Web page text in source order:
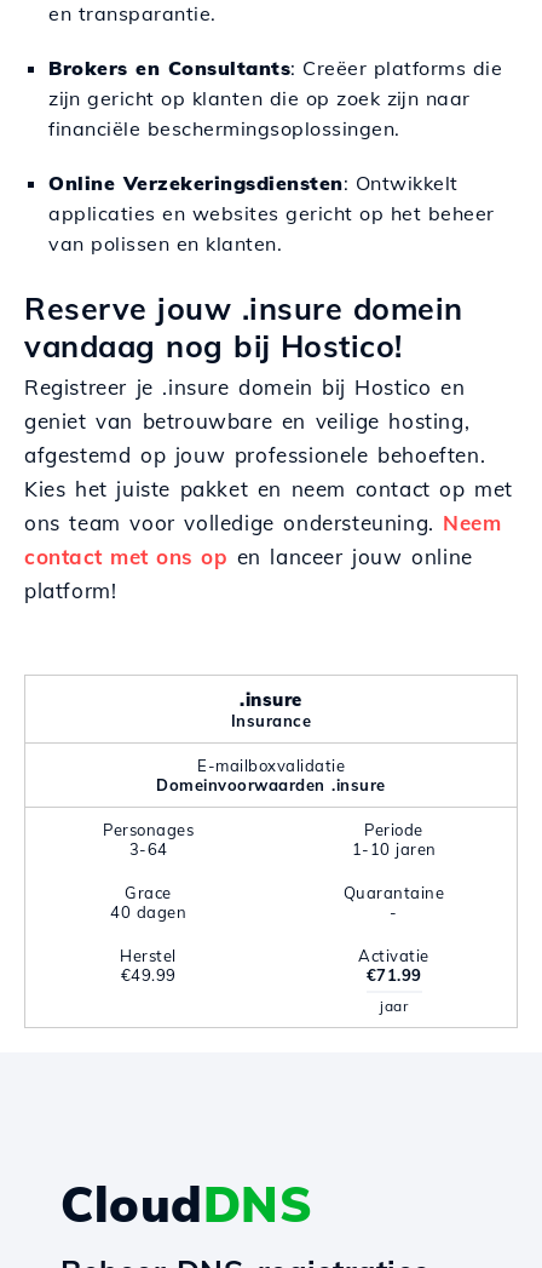
en transparantie.
Brokers en Consultants: Creëer platforms die
zijn gericht op klanten die op zoek zijn naar
financiële beschermingsoplossingen.
Online Verzekeringsdiensten: Ontwikkelt
applicaties en websites gericht op het beheer
van polissen en klanten.
Reserve jouw .insure domein
vandaag nog bij Hostico!
Registreer je .insure domein bij Hostico en
geniet van betrouwbare en veilige hosting,
afgestemd op jouw professionele behoeften.
Kies het juiste pakket en neem contact op met
ons team voor volledige ondersteuning. Neem
contact met ons op en lanceer jouw online
platform!
.insure
Insurance
E-mailboxvalidatie
Domeinvoorwaarden .insure
Personages
3-64
Periode
1-10 jaren
Grace
40 dagen
Quarantaine
-
Herstel
€49.99
Activatie
€71.99
jaar
CloudDNS